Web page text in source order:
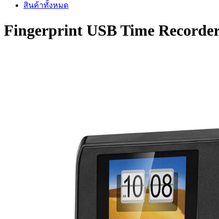
สินค้าทั้งหมด
Fingerprint USB Time